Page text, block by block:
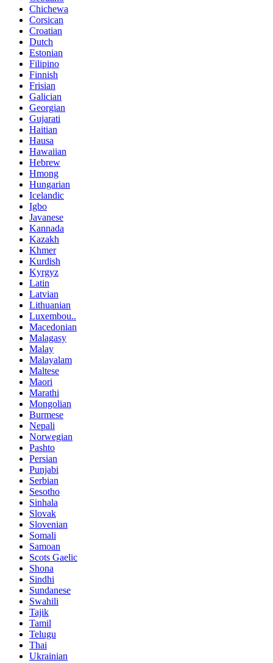
Chichewa
Corsican
Croatian
Dutch
Estonian
Filipino
Finnish
Frisian
Galician
Georgian
Gujarati
Haitian
Hausa
Hawaiian
Hebrew
Hmong
Hungarian
Icelandic
Igbo
Javanese
Kannada
Kazakh
Khmer
Kurdish
Kyrgyz
Latin
Latvian
Lithuanian
Luxembou..
Macedonian
Malagasy
Malay
Malayalam
Maltese
Maori
Marathi
Mongolian
Burmese
Nepali
Norwegian
Pashto
Persian
Punjabi
Serbian
Sesotho
Sinhala
Slovak
Slovenian
Somali
Samoan
Scots Gaelic
Shona
Sindhi
Sundanese
Swahili
Tajik
Tamil
Telugu
Thai
Ukrainian